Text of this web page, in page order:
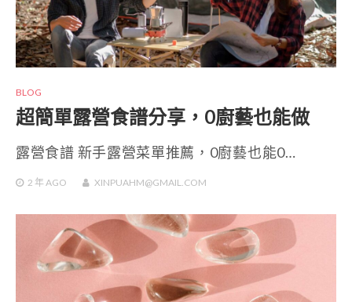
BLOG
超簡單露營食譜分享，0廚藝也能做
露營食譜 新手露營菜單推薦，0廚藝也能0…
2 年AGO XINPUAHM@GMAIL.COM